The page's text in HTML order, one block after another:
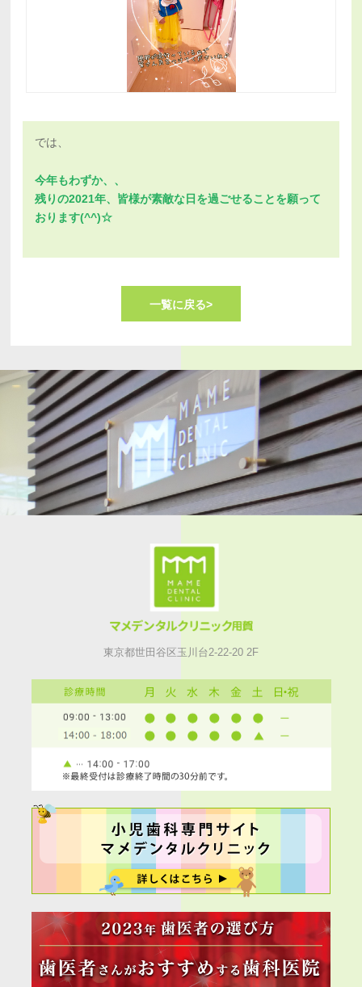
では、
今年もわずか、、
残りの2021年、皆様が素敵な日を過ごせることを願って
おります(^^)☆
一覧に戻る>
東京都世田谷区玉川台2-22-20 2F